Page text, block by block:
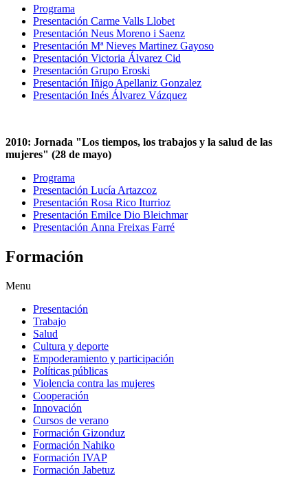
Programa
Presentación Carme Valls Llobet
Presentación Neus Moreno i Saenz
Presentación Mª Nieves Martinez Gayoso
Presentación Victoria Álvarez Cid
Presentación Grupo Eroski
Presentación Iñigo Apellaniz Gonzalez
Presentación Inés Álvarez Vázquez
2010: Jornada "Los tiempos, los trabajos y la salud de las
mujeres" (28 de mayo)
Programa
Presentación Lucía Artazcoz
Presentación Rosa Rico Iturrioz
Presentación Emilce Dio Bleichmar
Presentación Anna Freixas Farré
Formación
Menu
Presentación
Trabajo
Salud
Cultura y deporte
Empoderamiento y participación
Políticas públicas
Violencia contra las mujeres
Cooperación
Innovación
Cursos de verano
Formación Gizonduz
Formación Nahiko
Formación IVAP
Formación Jabetuz